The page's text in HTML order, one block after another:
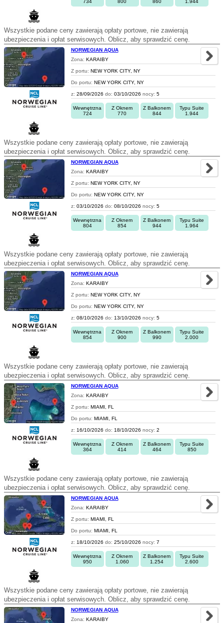
734 800 860 1.944
Wszystkie podane ceny zawierają opłaty portowe, nie zawierają
ubezpieczenia i opłat serwisowych. Oblicz, aby sprawdzić cenę.
NORWEGIAN AQUA
Zona: KARAIBY
Z portu: NEW YORK CITY, NY
Do portu: NEW YORK CITY, NY
z: 28/09/2026 do: 03/10/2026 nocy: 5
Wewnętrzna
724
Z Oknem
770
Z Balkonem
844
Typu Suite
1.944
Wszystkie podane ceny zawierają opłaty portowe, nie zawierają
ubezpieczenia i opłat serwisowych. Oblicz, aby sprawdzić cenę.
NORWEGIAN AQUA
Zona: KARAIBY
Z portu: NEW YORK CITY, NY
Do portu: NEW YORK CITY, NY
z: 03/10/2026 do: 08/10/2026 nocy: 5
Wewnętrzna
804
Z Oknem
854
Z Balkonem
944
Typu Suite
1.964
Wszystkie podane ceny zawierają opłaty portowe, nie zawierają
ubezpieczenia i opłat serwisowych. Oblicz, aby sprawdzić cenę.
NORWEGIAN AQUA
Zona: KARAIBY
Z portu: NEW YORK CITY, NY
Do portu: NEW YORK CITY, NY
z: 08/10/2026 do: 13/10/2026 nocy: 5
Wewnętrzna
854
Z Oknem
900
Z Balkonem
990
Typu Suite
2.000
Wszystkie podane ceny zawierają opłaty portowe, nie zawierają
ubezpieczenia i opłat serwisowych. Oblicz, aby sprawdzić cenę.
NORWEGIAN AQUA
Zona: KARAIBY
Z portu: MIAMI, FL
Do portu: MIAMI, FL
z: 16/10/2026 do: 18/10/2026 nocy: 2
Wewnętrzna
364
Z Oknem
414
Z Balkonem
464
Typu Suite
850
Wszystkie podane ceny zawierają opłaty portowe, nie zawierają
ubezpieczenia i opłat serwisowych. Oblicz, aby sprawdzić cenę.
NORWEGIAN AQUA
Zona: KARAIBY
Z portu: MIAMI, FL
Do portu: MIAMI, FL
z: 18/10/2026 do: 25/10/2026 nocy: 7
Wewnętrzna
950
Z Oknem
1.060
Z Balkonem
1.254
Typu Suite
2.600
Wszystkie podane ceny zawierają opłaty portowe, nie zawierają
ubezpieczenia i opłat serwisowych. Oblicz, aby sprawdzić cenę.
NORWEGIAN AQUA
Zona: KARAIBY